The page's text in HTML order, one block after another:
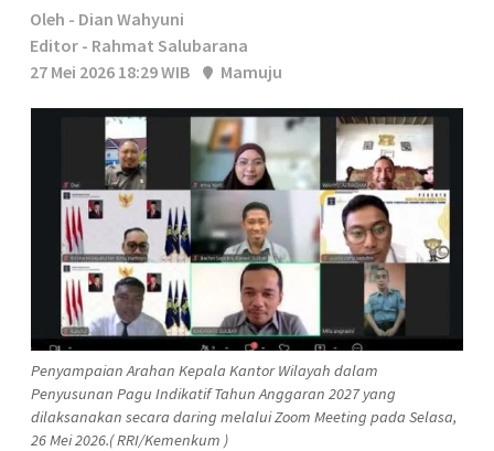
Oleh - Dian Wahyuni
Editor - Rahmat Salubarana
27 Mei 2026 18:29 WIB
Mamuju
Penyampaian Arahan Kepala Kantor Wilayah dalam
Penyusunan Pagu Indikatif Tahun Anggaran 2027 yang
dilaksanakan secara daring melalui Zoom Meeting pada Selasa,
26 Mei 2026.( RRI/Kemenkum )